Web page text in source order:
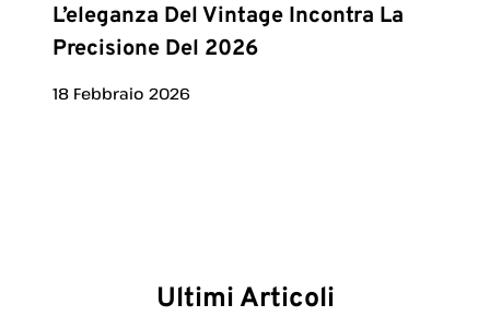
L’eleganza Del Vintage Incontra La
Precisione Del 2026
18 Febbraio 2026
Ultimi Articoli